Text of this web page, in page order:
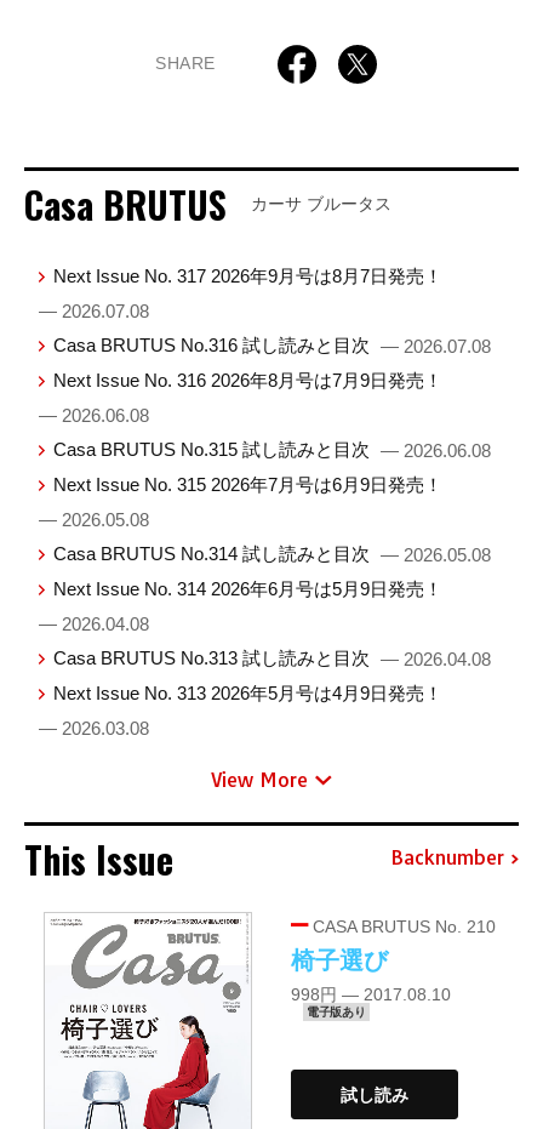
SHARE
Casa BRUTUS カーサ ブルータス
Next Issue No. 317 2026年9月号は8月7日発売！
— 2026.07.08
Casa BRUTUS No.316 試し読みと目次 — 2026.07.08
Next Issue No. 316 2026年8月号は7月9日発売！
— 2026.06.08
Casa BRUTUS No.315 試し読みと目次 — 2026.06.08
Next Issue No. 315 2026年7月号は6月9日発売！
— 2026.05.08
Casa BRUTUS No.314 試し読みと目次 — 2026.05.08
Next Issue No. 314 2026年6月号は5月9日発売！
— 2026.04.08
Casa BRUTUS No.313 試し読みと目次 — 2026.04.08
Next Issue No. 313 2026年5月号は4月9日発売！
— 2026.03.08
View More
This Issue Backnumber
CASA BRUTUS No. 210
椅子選び
998円 — 2017.08.10
電子版あり
試し読み